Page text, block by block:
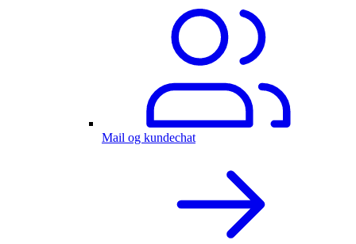
Mail og kundechat